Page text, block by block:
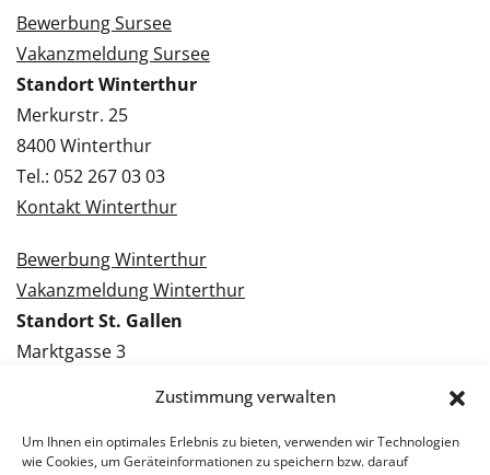
Zustimmung verwalten
Um Ihnen ein optimales Erlebnis zu bieten, verwenden wir Technologien
wie Cookies, um Geräteinformationen zu speichern bzw. darauf
Bewerbung Sursee
Vakanzmeldung Sursee
Standort Winterthur
Merkurstr. 25
8400 Winterthur
Tel.: 052 267 03 03
Kontakt Winterthur
Bewerbung Winterthur
Vakanzmeldung Winterthur
Standort St. Gallen
Marktgasse 3
Kontakt St. Gallen